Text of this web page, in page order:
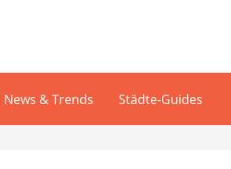
News & Trends Städte-Guides